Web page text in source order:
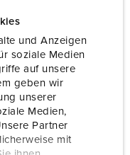
und Anzeigen
soziale Medien
auf unsere
geben wir
unserer
Medien,
Partner
mit